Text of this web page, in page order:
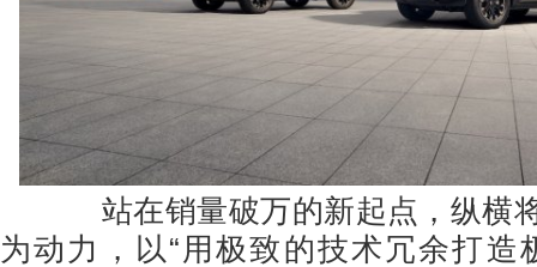
站在销量破万的新起点，纵横
为动力，以“用极致的技术冗余打造